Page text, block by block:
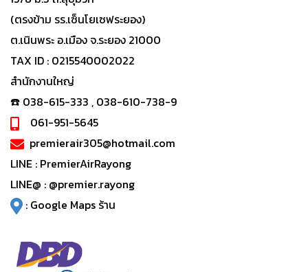
(ตรงข้าม รร.เซ็นโยเซฟระยอง)
ต.เนินพระ อ.เมือง จ.ระยอง 21000
TAX ID : 0215540002022
สำนักงานใหญ่
☎️ 038-615-333 , 038-610-738-9
061-951-5645
premierair305@hotmail.com
LINE : PremierAirRayong
LINE@ : @premier.rayong
: Google Maps ร้าน